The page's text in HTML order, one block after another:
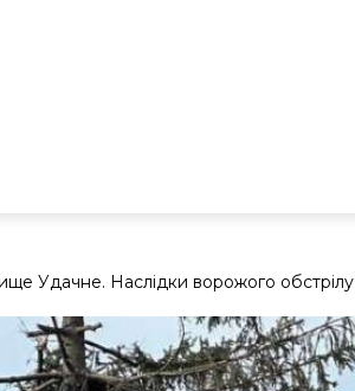
Удачне. Наслідки ворожого обстрілу